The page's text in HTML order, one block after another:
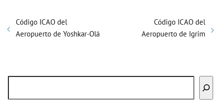
Código ICAO del
Aeropuerto de Yoshkar-Olá
Código ICAO del
Aeropuerto de Igrim